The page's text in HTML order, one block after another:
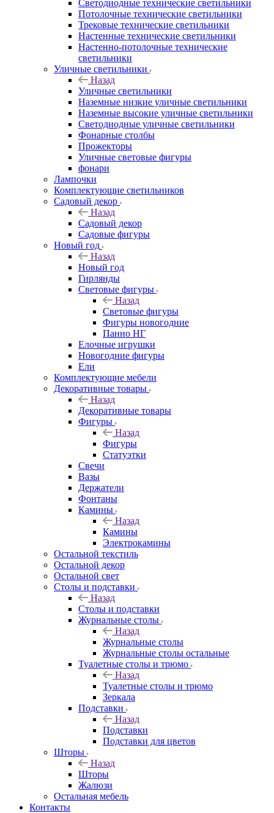
Светодиодные технические светильники
Потолочные технические светильники
Трековые технические светильники
Настенные технические светильники
Настенно-потолочные технические
светильники
Уличные светильники
Назад
Уличные светильники
Наземные низкие уличные светильники
Наземные высокие уличные светильники
Светодиодные уличные светильники
Фонарные столбы
Прожекторы
Уличные световые фигуры
фонари
Лампочки
Комплектующие светильников
Садовый декор
Назад
Садовый декор
Садовые фигуры
Новый год
Назад
Новый год
Гирлянды
Световые фигуры
Назад
Световые фигуры
Фигуры новогодние
Панно НГ
Елочные игрушки
Новогодние фигуры
Ели
Комплектующие мебели
Декоративные товары
Назад
Декоративные товары
Фигуры
Назад
Фигуры
Статуэтки
Свечи
Вазы
Держатели
Фонтаны
Камины
Назад
Камины
Электрокамины
Остальной текстиль
Остальной декор
Остальной свет
Столы и подставки
Назад
Столы и подставки
Журнальные столы
Назад
Журнальные столы
Журнальные столы остальные
Туалетные столы и трюмо
Назад
Туалетные столы и трюмо
Зеркала
Подставки
Назад
Подставки
Подставки для цветов
Шторы
Назад
Шторы
Жалюзи
Остальная мебель
Контакты